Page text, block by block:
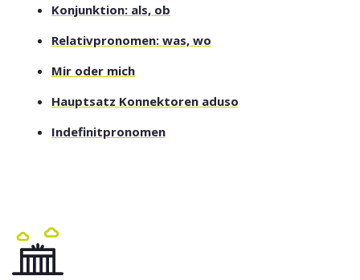
Konjunktion: als, ob
Relativpronomen: was, wo
Mir oder mich
Hauptsatz Konnektoren aduso
Indefinitpronomen